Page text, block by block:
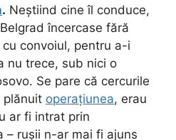
. Neștiind cine îl conduce,
încercase fără
convoiul, pentru a-i
nu trece, sub nici o
Se pare că cercurile
plănuit operațiunea, erau
ar fi intrat prin
– rușii n-ar mai fi ajuns